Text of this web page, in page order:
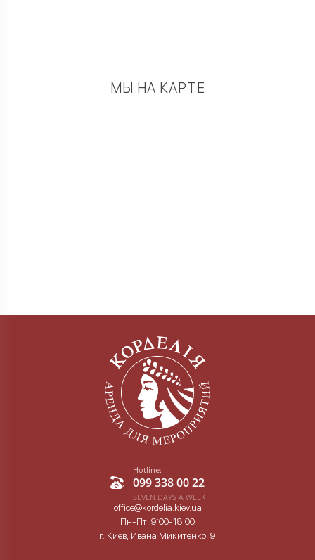
МЫ НА КАРТЕ
Hotline:
099 338 00 22
SEVEN DAYS A WEEK
office@kordelia.kiev.ua
Пн-Пт: 9:00-18:00
г. Киев, Ивана Микитенко, 9